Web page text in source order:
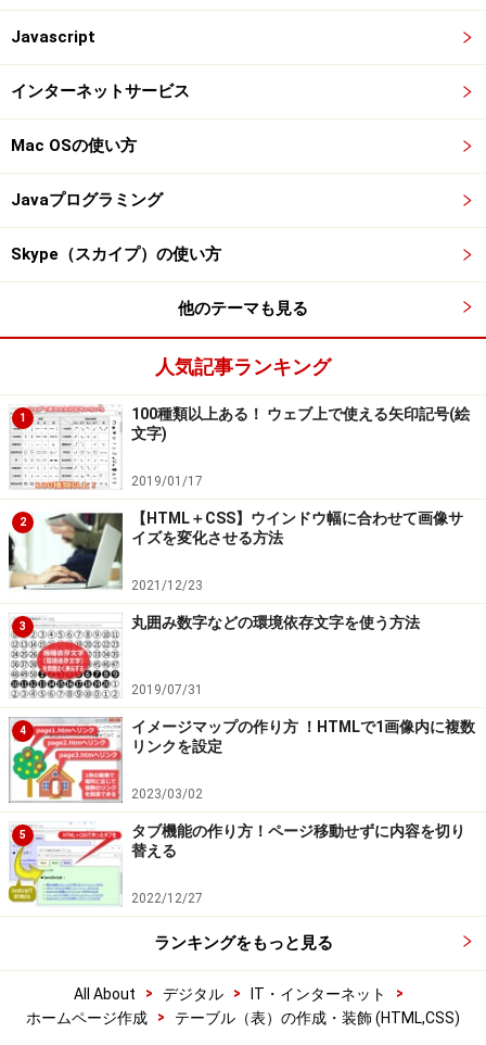
Javascript
インターネットサービス
Mac OSの使い方
Javaプログラミング
Skype（スカイプ）の使い方
他のテーマも見る
人気記事ランキング
1
100種類以上ある！ ウェブ上で使える矢印記号(絵
文字)
2019/01/17
2
【HTML＋CSS】ウインドウ幅に合わせて画像サ
イズを変化させる方法
2021/12/23
3 丸囲み数字などの環境依存文字を使う方法
2019/07/31
4
イメージマップの作り方 ！HTMLで1画像内に複数
リンクを設定
2023/03/02
5
タブ機能の作り方！ページ移動せずに内容を切り
替える
2022/12/27
ランキングをもっと見る
All About > デジタル > IT・インターネット
>
ホームページ作成
> テーブル（表）の作成・装飾 (HTML,CSS)